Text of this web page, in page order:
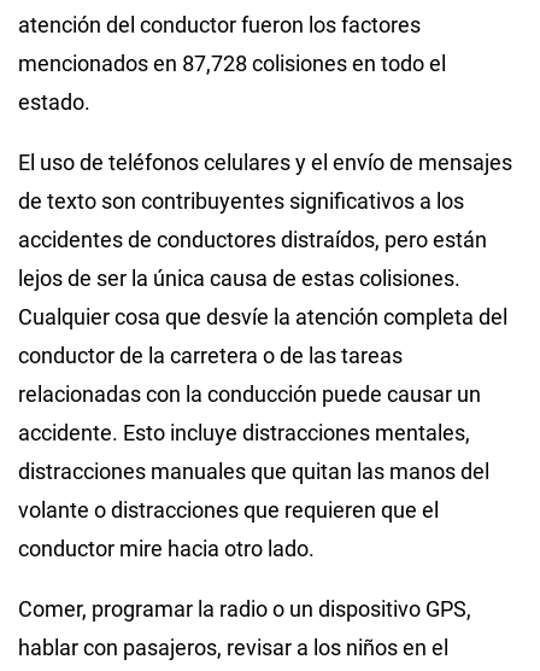
atención del conductor fueron los factores
mencionados en 87,728 colisiones en todo el
estado.
El uso de teléfonos celulares y el envío de mensajes
de texto son contribuyentes significativos a los
accidentes de conductores distraídos, pero están
lejos de ser la única causa de estas colisiones.
Cualquier cosa que desvíe la atención completa del
conductor de la carretera o de las tareas
relacionadas con la conducción puede causar un
accidente. Esto incluye distracciones mentales,
distracciones manuales que quitan las manos del
volante o distracciones que requieren que el
conductor mire hacia otro lado.
Comer, programar la radio o un dispositivo GPS,
hablar con pasajeros, revisar a los niños en el